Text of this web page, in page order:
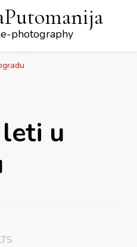
photography
u